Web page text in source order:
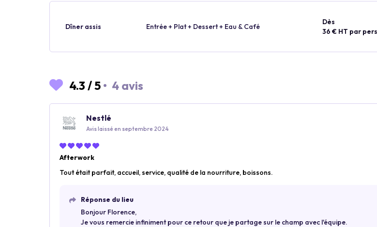
Dîner assis Entrée + Plat + Dessert + Eau & Café
Dès
36 € HT par
4.3 /5 • 4 avis
Nestlé
Avis laissé en septembre 2024
Afterwork
Tout était parfait, accueil, service, qualité de la nourriture, boissons.
Réponse du lieu
Bonjour Florence,
Je vous remercie infiniment pour ce retour que je partage sur le champ avec l'équipe.